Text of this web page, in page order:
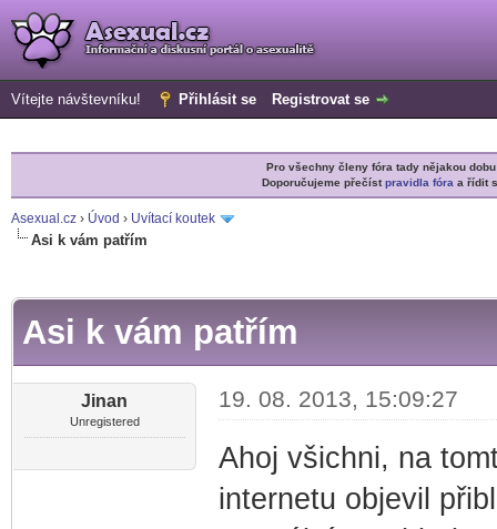
Vítejte návštevníku! Přihlásit se Registrovat se
Pro všechny členy fóra tady nějakou
Doporučujeme přečístpravidla fóra a řídit
Asexual.cz › Úvod › Uvítací koutek
Asi k vám patřím
Asi k vám patřím
Jinan
Unregistered
19. 08. 2013, 15:09:27
Ahoj všichni, na
internetu objevil